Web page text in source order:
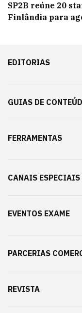
SP2B reúne 20
Finlândia para
EDITORIAS
GUIAS DE
FERRAMENTAS
CANAIS ESPECIAIS
EVENTOS EXAME
PARCERIAS
REVISTA